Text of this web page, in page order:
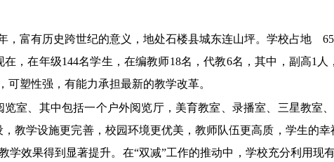
，富有历史跨世纪的意义，地处石楼县城东连山坪。学校占地
，在年级144名学生，在编教师18名，代教6名，其中，副高1
塑性强，有能力承担最新的教学改革。
览室、其中包括一个户外阅览厅，美育教室、录播室、三星教室
教学设施更完善，校园环境更优美，教师队伍更高质，学生的
学效果得到显著提升。在“双减”工作的推动中，学校充分利用现